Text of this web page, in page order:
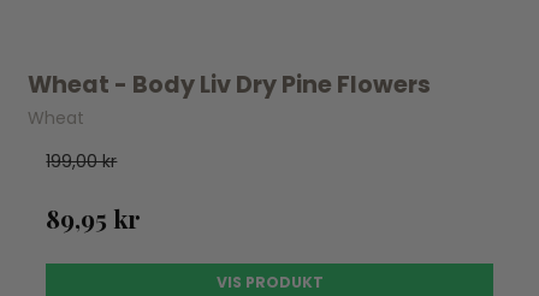
Wheat - Body Liv Dry Pine Flowers
Wheat
199,00 kr
89,95 kr
VIS PRODUKT